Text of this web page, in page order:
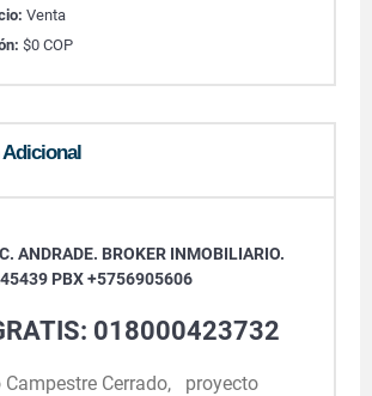
Venta
$0 COP
ANDRADE. BROKER INMOBILIARIO.
PBX +5756905606
018000423732
Campestre Cerrado, proyecto